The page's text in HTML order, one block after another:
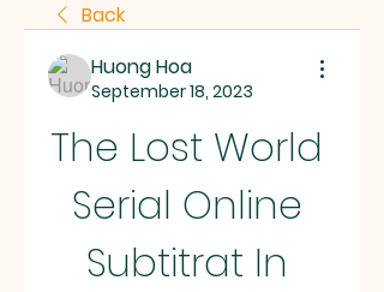
Back
Huong Hoa
September 18, 2023
The Lost World
Serial Online
Subtitrat In